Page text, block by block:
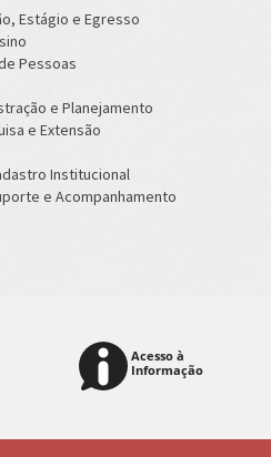
Estágio e Egresso
Pessoas
e Planejamento
e Extensão
Institucional
e Acompanhamento